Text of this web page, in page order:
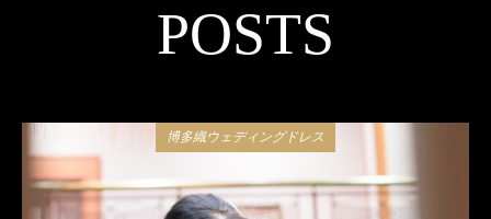
POSTS
博多織ウェディングドレス